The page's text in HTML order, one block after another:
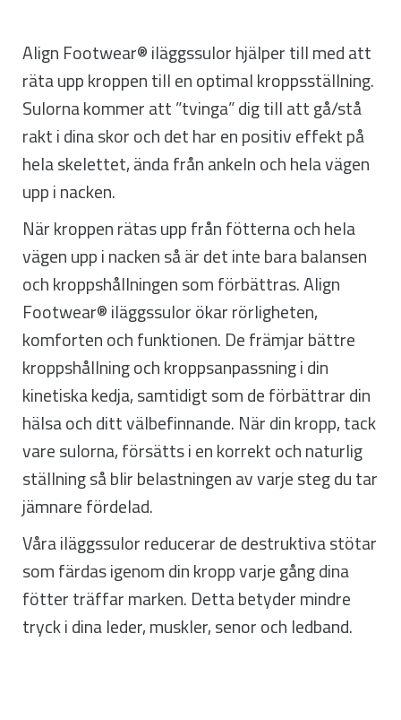
Align Footwear® iläggssulor hjälper till med att
räta upp kroppen till en optimal kroppsställning.
Sulorna kommer att ”tvinga” dig till att gå/stå
rakt i dina skor och det har en positiv effekt på
hela skelettet, ända från ankeln och hela vägen
upp i nacken.
När kroppen rätas upp från fötterna och hela
vägen upp i nacken så är det inte bara balansen
och kroppshållningen som förbättras. Align
Footwear® iläggssulor ökar rörligheten,
komforten och funktionen. De främjar bättre
kroppshållning och kroppsanpassning i din
kinetiska kedja, samtidigt som de förbättrar din
hälsa och ditt välbefinnande. När din kropp, tack
vare sulorna, försätts i en korrekt och naturlig
ställning så blir belastningen av varje steg du tar
jämnare fördelad.
Våra iläggssulor reducerar de destruktiva stötar
som färdas igenom din kropp varje gång dina
fötter träffar marken. Detta betyder mindre
tryck i dina leder, muskler, senor och ledband.